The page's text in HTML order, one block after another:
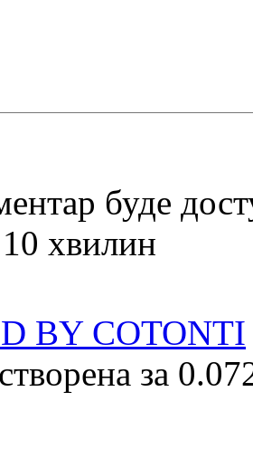
буде
хвилин
BY COTONTI
за